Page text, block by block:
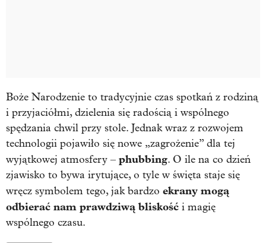
Boże Narodzenie to tradycyjnie czas spotkań z rodziną
i przyjaciółmi, dzielenia się radością i wspólnego
spędzania chwil przy stole. Jednak wraz z rozwojem
technologii pojawiło się nowe „zagrożenie” dla tej
wyjątkowej atmosfery – phubbing. O ile na co dzień
zjawisko to bywa irytujące, o tyle w święta staje się
wręcz symbolem tego, jak bardzo ekrany mogą
odbierać nam prawdziwą bliskość i magię
wspólnego czasu.